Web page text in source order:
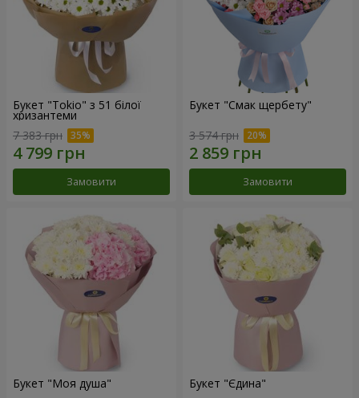
Букет "Tokio" з 51 білої
хризантеми
7 383 грн
Замовити
Букет "Смак щербету"
3 574 грн
Замовити
Букет "Моя душа" Букет "Єдина"